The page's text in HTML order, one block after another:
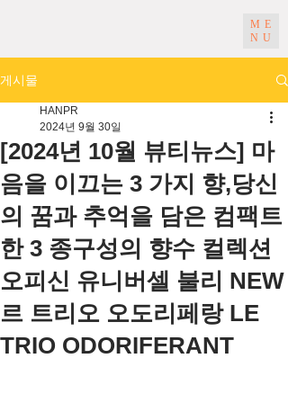
ME
NU
게시물
[2024년 10월 뷰티뉴스] 마
음을 이끄는 3 가지 향,당신
의 꿈과 추억을 담은 컴팩트
한 3 종구성의 향수 컬렉션
오피신 유니버셀 불리 NEW
르 트리오 오도리페랑 LE
TRIO ODORIFERANT
HANPR
2024년 9월 30일